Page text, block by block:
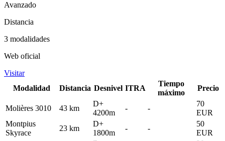
Avanzado
Distancia
3 modalidades
Web oficial
Visitar
Modalidad
Distancia Desnivel ITRA
Tiempo
máximo
Precio
Molières 3010 43 km
D+
4200m
- -
70
EUR
Montpius
Skyrace
23 km
D+
1800m
- -
50
EUR